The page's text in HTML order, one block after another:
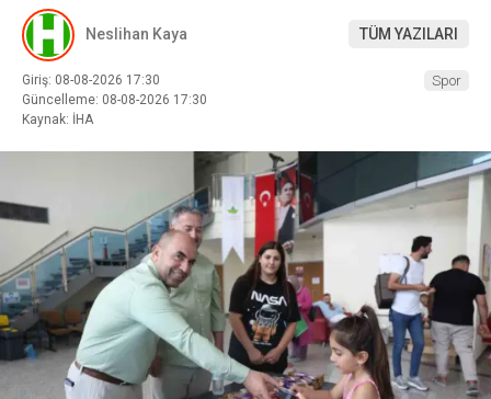
Neslihan Kaya TÜM YAZILARI
Giriş: 08-08-2026 17:30
Güncelleme: 08-08-2026 17:30
Kaynak: İHA
Spor